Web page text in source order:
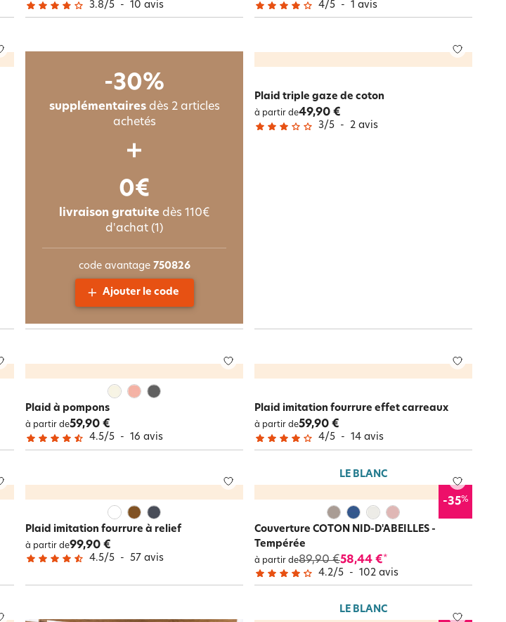
3.8/5 - 10 avis 4/5 - 1 avis
Plaid triple gaze de coton
à partir de49,90 €
3/5 - 2 avis
Plaid à pompons
à partir de59,90 €
4.5/5 - 16 avis
Plaid imitation fourrure effet carreaux
à partir de59,90 €
4/5 - 14 avis
Plaid imitation fourrure à relief
à partir de99,90 €
4.5/5 - 57 avis
LE BLANC
-35%
Couverture COTON NID-D'ABEILLES -
Tempérée
à partir de89,90 €58,44 €*
4.2/5 - 102 avis
LE BLANC
-30%
supplémentaires dès 2 articles
achetés
0€
livraison gratuite dès 110€
d'achat (1)
code avantage 750826
Ajouter le code